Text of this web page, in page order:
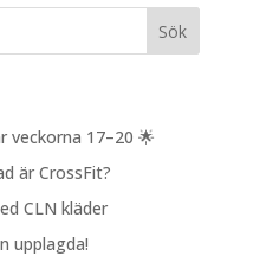
veckorna 17–20 🌟
är CrossFit?
CLN kläder
upplagda!